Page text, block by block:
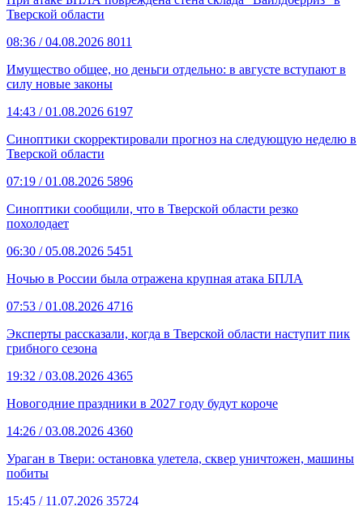
Тверской области
08:36 / 04.08.2026 8011
Имущество общее, но деньги отдельно: в августе вступают в
силу новые законы
14:43 / 01.08.2026 6197
Синоптики скорректировали прогноз на следующую неделю в
Тверской области
07:19 / 01.08.2026 5896
Синоптики сообщили, что в Тверской области резко
похолодает
06:30 / 05.08.2026 5451
Ночью в России была отражена крупная атака БПЛА
07:53 / 01.08.2026 4716
Эксперты рассказали, когда в Тверской области наступит пик
грибного сезона
19:32 / 03.08.2026 4365
Новогодние праздники в 2027 году будут короче
14:26 / 03.08.2026 4360
Ураган в Твери: остановка улетела, сквер уничтожен, машины
побиты
15:45 / 11.07.2026 35724